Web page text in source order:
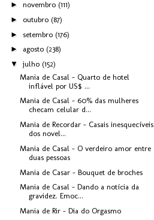
► novembro (111)
► outubro (87)
► setembro (176)
► agosto (238)
▼ julho (152)
Mania de Casal - Quarto de hotel
inflável por US$ ...
Mania de Casal - 60% das mulheres
checam celular d...
Mania de Recordar - Casais inesquecíveis
dos novel...
Mania de Casal - O verdeiro amor entre
duas pessoas
Mania de Casar - Bouquet de broches
Mania de Casal - Dando a notícia da
gravidez. Emoc...
Mania de Rir - Dia do Orgasmo